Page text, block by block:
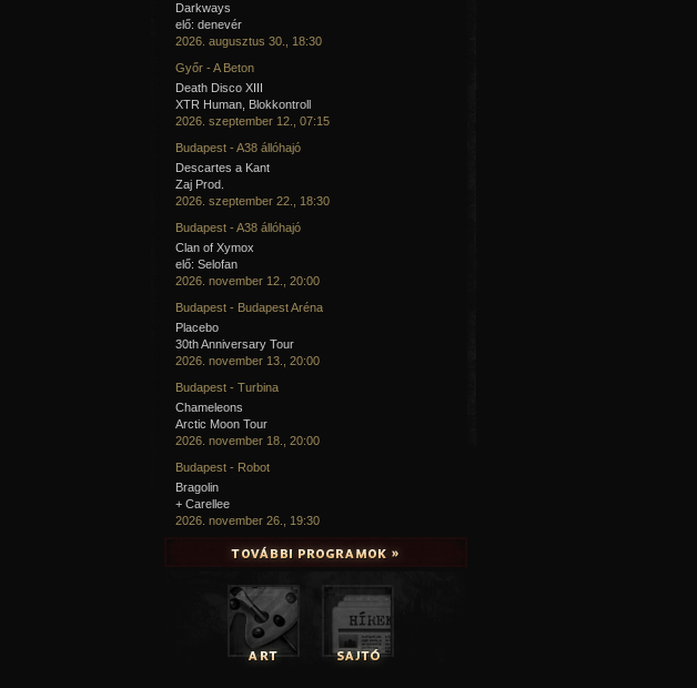
Darkways
elő: denevér
2026. augusztus 30., 18:30
Győr - A Beton
Death Disco XIII
XTR Human, Blokkontroll
2026. szeptember 12., 07:15
Budapest - A38 állóhajó
Descartes a Kant
Zaj Prod.
2026. szeptember 22., 18:30
Budapest - A38 állóhajó
Clan of Xymox
elő: Selofan
2026. november 12., 20:00
Budapest - Budapest Aréna
Placebo
30th Anniversary Tour
2026. november 13., 20:00
Budapest - Turbina
Chameleons
Arctic Moon Tour
2026. november 18., 20:00
Budapest - Robot
Bragolin
+ Carellee
2026. november 26., 19:30